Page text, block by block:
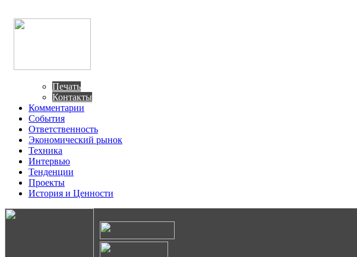
Печать
Контакты
Комментарии
События
Ответственность
Экономический рынок
Техника
Интервью
Тенденции
Проекты
История и Ценности